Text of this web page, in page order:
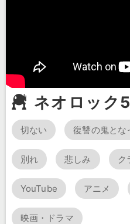
ネオロック
切ない 復讐の鬼とな
別れ 悲しみ ク
YouTube アニメ
映画・ドラマ